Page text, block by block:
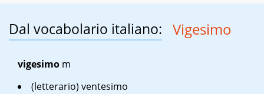
Dal vocabolario italiano: Vigesimo
vigesimo m
(letterario) ventesimo